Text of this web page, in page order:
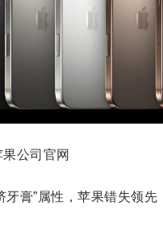
公司官网
膏”属性，苹果错失领先